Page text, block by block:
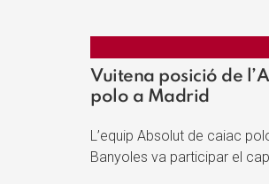
Vuitena posició de
polo a Madrid
L’equip Absolut de caiac
Banyoles va participar el